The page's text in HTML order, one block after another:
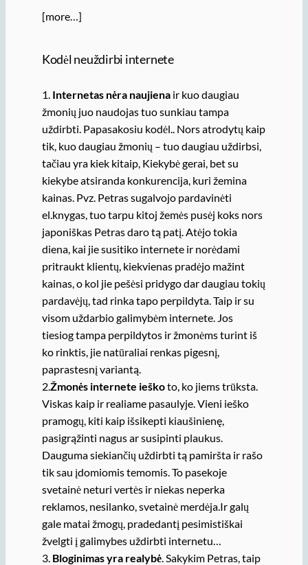
[more…]
Kodėl neuždirbi internete
1. Internetas nėra naujienair kuo daugiau
žmonių juo naudojas tuo sunkiau tampa
uždirbti. Papasakosiu kodėl.. Nors atrodytų kaip
tik, kuo daugiau žmonių – tuo daugiau uždirbsi,
tačiau yra kiek kitaip, Kiekybė gerai, bet su
kiekybe atsiranda konkurencija, kuri žemina
kainas. Pvz. Petras sugalvojo pardavinėti
el.knygas, tuo tarpu kitoj žemės pusėj koks nors
japoniškas Petras daro tą patį. Atėjo tokia
diena, kai jie susitiko internete ir norėdami
pritraukt klientų, kiekvienas pradėjo mažint
kainas, o kol jie pešėsi pridygo dar daugiau tokių
pardavėjų, tad rinka tapo perpildyta. Taip ir su
visom uždarbio galimybėm internete. Jos
tiesiog tampa perpildytos ir žmonėms turint iš
ko rinktis, jie natūraliai renkas pigesnį,
paprastesnį variantą.
2.Žmonės internete ieškoto, ko jiems trūksta.
Viskas kaip ir realiame pasaulyje. Vieni ieško
pramogų, kiti kaip išsikepti kiaušinienę,
pasigrąžinti nagus ar susipinti plaukus.
Dauguma siekiančių uždirbti tą pamiršta ir rašo
tik sau įdomiomis temomis. To pasekoje
svetainė neturi vertės ir niekas neperka
reklamos, nesilanko, svetainė merdėja.Ir galų
gale matai žmogų, pradedantį pesimistiškai
žvelgti į galimybes uždirbti internetu…
3. Bloginimas yra realybė. Sakykim Petras, taip